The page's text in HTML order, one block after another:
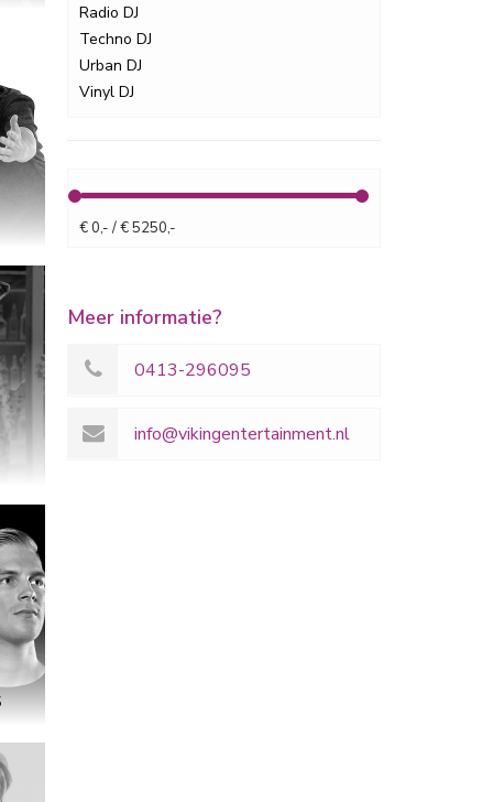
Radio DJ
Techno DJ
Urban DJ
Vinyl DJ
€ 0,- / € 5250,-
Meer informatie?
0413-296095
info@vikingentertainment.nl